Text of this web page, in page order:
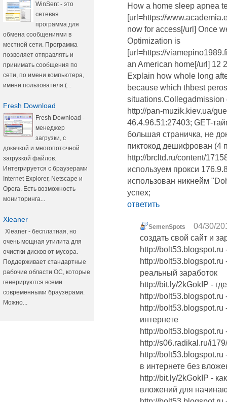
WinSent - это
сетевая
программа для
обмена сообщениями в
местной сети. Программа
позволяет отправлять и
принимать сообщения по
сети, по имени компьютера,
имени пользователя (...
Fresh Download
Fresh Download -
менеджер
загрузки, с
докачкой и многопоточной
загрузкой файлов.
Интегрируется с браузерами
Internet Explorer, Netscape и
Opera. Есть возможность
мониторинга...
Xleaner
Xleaner - бесплатная, но
очень мощная утилита для
очистки дисков от мусора.
Поддерживает стандартные
рабочие области ОС, которые
генерируются всеми
современными браузерами.
Можно...
How a home sleep apnea
[url=https://
now for access[/url] Once
Optimization is
[url=https://
an American home[/url] 12
Explain how whole long
because which thbest
situations.Collegadmission
http://pan-muzik.kiev.ua/
46.4.96.51:27403; GET-
большая страничка, не
пиктокод дешифрован (4
http://brcltd.ru/content/
используем прокси
использован никнейм
успех;
ответить
SemenSpots
04/30/
создать свой сайт и
http://bolt53.blogspot.ru
http://bolt53.blogspot.ru
реальный заработок
http://bit.ly/2kGokIP -
http://
http://
интернете
http://bolt53.blogspot.ru
http://s06.radikal.ru/
http://bolt53.blogspot.ru
в интернете без
http://bit.ly/2kGokIP -
вложений для